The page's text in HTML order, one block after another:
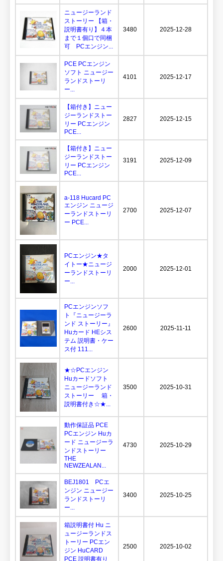
ニュージーランド
ストーリー 【箱・
説明書有り】４本
まで１個口で同梱
可 PCエンジン...
3480 2025-12-28
PCE PCエンジン
ソフト ニュージー
ランドストーリ
ー...
4101 2025-12-17
【箱付き】ニュー
ジーランドストー
リー PCエンジン
PCE...
2827 2025-12-15
【箱付き】ニュー
ジーランドストー
リー PCエンジン
PCE...
3191 2025-12-09
a-118 Hucard PC
エンジン ニュージ
ーランドストーリ
ー PCE...
2700 2025-12-07
PCエンジン★タ
イトー★ニュージ
ーランドストーリ
ー...
2000 2025-12-01
PCエンジンソフ
ト『ニュージーラ
ンド ストーリー』
Huカード HEシス
テム 説明書・ケー
ス付 111...
2600 2025-11-11
★☆PCエンジン
Huカードソフト
ニュージーランド
ストーリー 箱・
説明書付き☆★...
3500 2025-10-31
動作保証品 PCE
PCエンジン Huカ
ード ニュージーラ
ンドストーリー
THE
NEWZEALAN...
4730 2025-10-29
BEJ1801 PCエ
ンジン ニュージー
ランドストーリ
ー...
3400 2025-10-25
箱説明書付 Hu ニ
ュージーランドス
トーリー PCエン
ジン HuCARD
PCE 説明書有り
2500 2025-10-02